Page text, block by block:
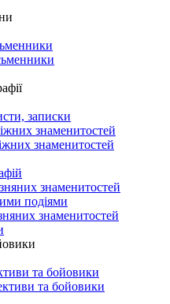
записки
знаменитостей
знаменитостей
знаменитостей
подіями
знаменитостей
та бойовики
та бойовики